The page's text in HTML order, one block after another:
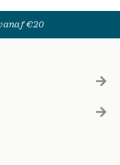
€20